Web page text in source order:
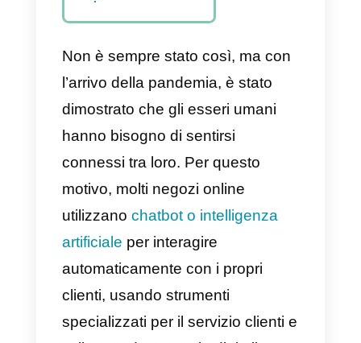
impresa?
Qual è il miglior
strumento per
applicare il
commercio
conversazionale
?
Non è sempre stato così, ma con
l’arrivo della pandemia, è stato
dimostrato che gli esseri umani
hanno bisogno di sentirsi